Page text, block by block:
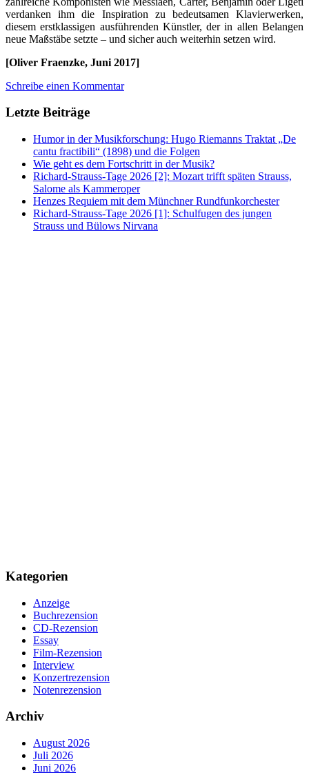
verdanken ihm die Inspiration zu bedeutsamen Klavierwerken,
diesem erstklassigen ausführenden Künstler, der in allen Belangen
neue Maßstäbe setzte – und sicher auch weiterhin setzen wird.
[Oliver Fraenzke, Juni 2017]
Schreibe einen Kommentar
Letzte Beiträge
Humor in der Musikforschung: Hugo Riemanns Traktat „De
cantu fractibili“ (1898) und die Folgen
Wie geht es dem Fortschritt in der Musik?
Richard-Strauss-Tage 2026 [2]: Mozart trifft späten Strauss,
Salome als Kammeroper
Henzes Requiem mit dem Münchner Rundfunkorchester
Richard-Strauss-Tage 2026 [1]: Schulfugen des jungen
Strauss und Bülows Nirvana
Kategorien
Anzeige
Buchrezension
CD-Rezension
Essay
Film-Rezension
Interview
Konzertrezension
Notenrezension
Archiv
August 2026
Juli 2026
Juni 2026